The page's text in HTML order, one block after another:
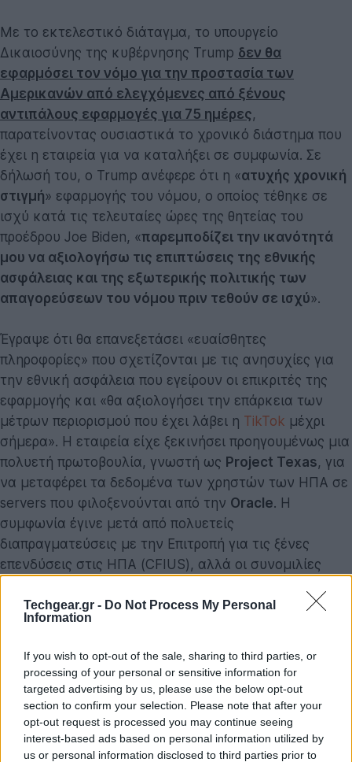
Techgear.gr - Do Not Process My Personal
Information
If you wish to opt-out of the sale, sharing to third parties, or
processing of your personal or sensitive information for
targeted advertising by us, please use the below opt-out
section to confirm your selection. Please note that after your
opt-out request is processed you may continue seeing
interest-based ads based on personal information utilized by
us or personal information disclosed to third parties prior to
Με το εκτελεστικό διάταγμα, το υπουργείο
Δικαιοσύνης της κυβέρνησης Trump δεν θα
εφαρμόσει τον νόμο για την προστασία των
Αμερικανών από ελεγχόμενες από ξένους
αντιπάλους εφαρμογές για 75 ημέρες,
παρατείνοντας ουσιαστικά το χρονικό διάστημα που
έχει η εταιρεία για να καταλήξει σε συμφωνία. Σε
δήλωσή του, ο Trump ανέφερε ότι η «ατυχής χρονική
στιγμή» εφαρμογής του νόμου, ο οποίος τέθηκε σε
ισχύ κατά τις τελευταίες ώρες της θητείας του
προέδρου Joe Biden, «παρεμποδίζει την ικανότητά
μου να αξιολογήσω τις επιπτώσεις της εθνικής
ασφάλειας και της εξωτερικής πολιτικής των
απαγορεύσεων του νόμου πριν τεθούν σε ισχύ».
Έγραψε ότι θα επανεξετάσει «ευαίσθητες
πληροφορίες» που σχετίζονται με τις ανησυχίες για
την εθνική ασφάλεια που εγείρουν οι επικριτές της
εφαρμογής και «θα αξιολογήσει την επάρκεια των
μέτρων περιορισμού που έχει λάβει η TikTok μέχρι
σήμερα». Η εταιρεία είχε ξεκινήσει προηγουμένως μια
πολυετή πρωτοβουλία, γνωστή ως Project Texas, για
να μεταφέρει τα δεδομένα των χρηστών των ΗΠΑ σε
servers που φιλοξενούνται από την Oracle. Η
συμφωνία έγινε μετά από πολυετείς
διαπραγματεύσεις με την Επιτροπή για τις ξένες
επενδύσεις στις ΗΠΑ (CFIUS), αλλά οι συνομιλίες
Το TikTok (και άλλες εφαρμογές ByteDance) τέθηκε
Κυριακής πριν από την επίσημη έναρξη ισχύος του
νόμου. Ωστόσο, η διακοπή λειτουργίας του TikTok
διήρκεσε μόνο μερικές ώρες. Η υπηρεσία
αποκαταστάθηκε σταδιακά αφού ο Trump
δεσμεύτηκε να υπογράψει εκτελεστικό διάταγμα για